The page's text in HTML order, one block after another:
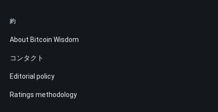
約
About Bitcoin Wisdom
コンタクト
Editorial policy
Ratings methodology